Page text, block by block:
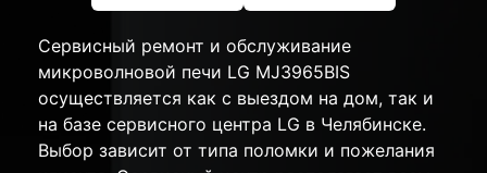
Сервисный ремонт и обслуживание
микроволновой печи LG MJ3965BIS
осуществляется как с выездом на дом, так и
на базе сервисного центра LG в Челябинске.
Выбор зависит от типа поломки и пожелания